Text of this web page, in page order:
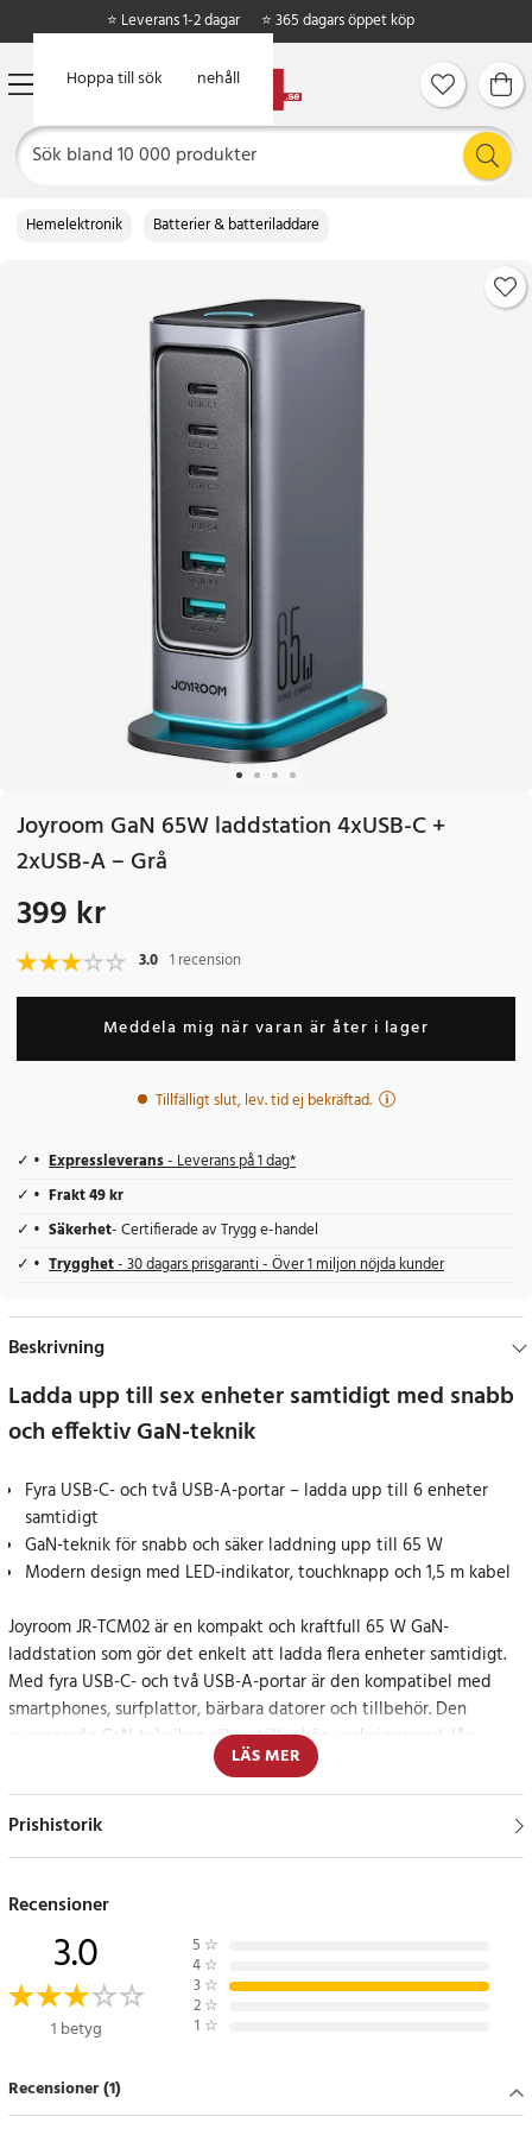
Hoppa till huvudinnehåll
Hoppa till sök
⭐ Leverans 1-2 dagar ⭐ 365 dagars öppet köp
Hemelektronik Batterier & batteriladdare
Joyroom GaN 65W laddstation 4xUSB-C +
2xUSB-A – Grå
Pris:399 kr
399 kr
3.0 1 recension
Meddela mig när varan är åter i lager
Tillfälligt slut, lev. tid ej bekräftad.
Expressleverans- Leverans på 1 dag*
Frakt 49 kr
Säkerhet- Certifierade av Trygg e-handel
Trygghet- 30 dagars prisgaranti - Över 1 miljon nöjda kunder
Beskrivning
Ladda upp till sex enheter samtidigt med snabb
och effektiv GaN-teknik
Fyra USB-C- och två USB-A-portar – ladda upp till 6 enheter
samtidigt
GaN-teknik för snabb och säker laddning upp till 65 W
Modern design med LED-indikator, touchknapp och 1,5 m kabel
Joyroom JR-TCM02 är en kompakt och kraftfull 65 W GaN-
laddstation som gör det enkelt att ladda flera enheter samtidigt.
Med fyra USB-C- och två USB-A-portar är den kompatibel med
smartphones, surfplattor, bärbara datorer och tillbehör. Den
avancerade GaN-tekniken säkerställer hög verkningsgrad, låg
värmeutveckling och stabil prestanda vid laddning.
Den intelligenta strömfördelningen känner automatiskt av anslutna
belysning och en halkfri bas för säker och bekväm användning. Den
placering på skrivbord, nattduksbord eller i vardagsrummet.
Effektiv och elegant laddstation med GaN-teknik
kompakt – perfekt för kontor, resor och hemmabruk. Det
texturerade grå höljet i kombination med LED-belysning och
LÄS MER
Prishistorik
Recensioner
3.0
1 betyg
5 ☆
4 ☆
3 ☆
2 ☆
1 ☆
Recensioner (1)